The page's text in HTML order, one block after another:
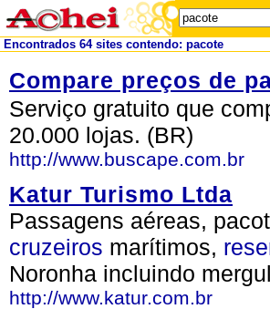
Encontrados 64 sites contendo: pacote
Compare preços de
Serviço gratuito que
20.000 lojas. (BR)
http://www.buscape.com.br
Katur Turismo Ltda
Passagens aéreas,
cruzeiros marítimos,
Noronha incluindo
http://www.katur.com.br